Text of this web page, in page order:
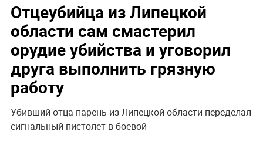
Отцеубийца из Липецкой
области сам смастерил
орудие убийства и уговорил
друга выполнить грязную
работу
Убивший отца парень из Липецкой области переделал
сигнальный пистолет в боевой